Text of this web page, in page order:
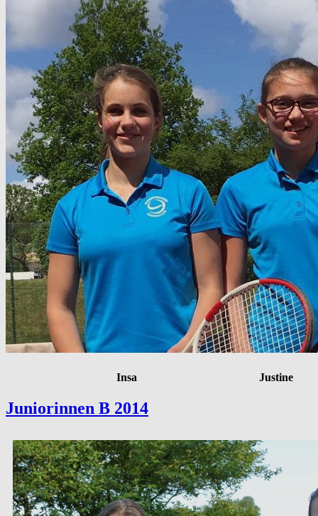
Insa Justine
Juniorinnen B 2014